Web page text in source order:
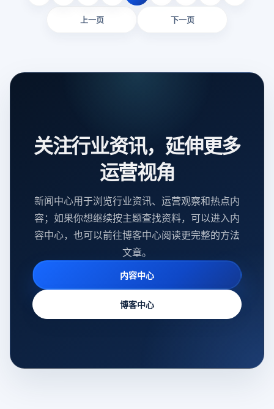
上一页 下一页
关注行业资讯，延伸更多
运营视角
新闻中心用于浏览行业资讯、运营观察和热点内
容；如果你想继续按主题查找资料，可以进入内
容中心，也可以前往博客中心阅读更完整的方法
文章。
内容中心
博客中心